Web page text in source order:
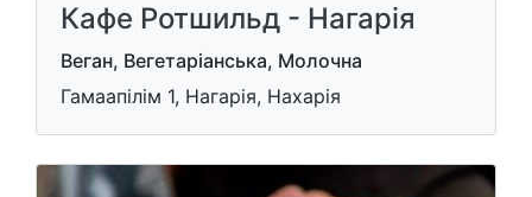
Кафе Ротшильд - Нагарія
Веган, Вегетаріанська, Молочна
Гамаапілім 1, Нагарія, Нахарія